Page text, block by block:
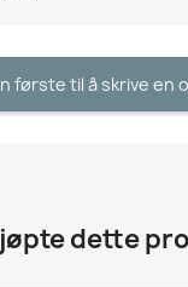
første til å skrive en
dette